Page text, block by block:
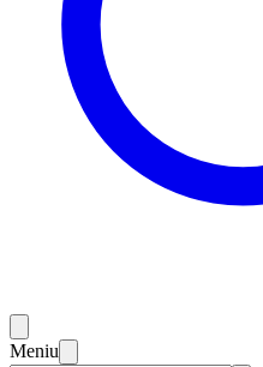
Meniu